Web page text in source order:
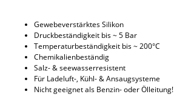
Gewebeverstärktes Silikon
Druckbeständigkeit bis ~ 5 Bar
Temperaturbeständigkeit bis ~ 200°C
Chemikalienbeständig
Salz- & seewasserresistent
Für Ladeluft-, Kühl- & Ansaugsysteme
Nicht geeignet als Benzin- oder Ölleitung!